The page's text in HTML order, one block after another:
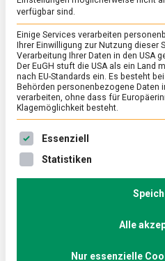
ERNÄHRUNG & GESUNDHEIT /
Einmal bei
Kulissen
15. November 2024
Ob spät abends nach dem
Kindergeburtstag, für den
Burger und Pommes frites
Filiale in Berlin und durfte
verfügbar sind.
Einige Services verarbeiten
Ihrer Einwilligung zur Nutzung dieser
Verarbeitung Ihrer Daten in den USA
Der EuGH stuft die USA als ein Land
nach EU-Standards ein. Es besteht
Behörden personenbezogene Daten
verarbeiten, ohne dass für
Klagemöglichkeit besteht.
Es folgt eine Liste der
Essenziell
Statistiken
Alle
Nur essenzielle